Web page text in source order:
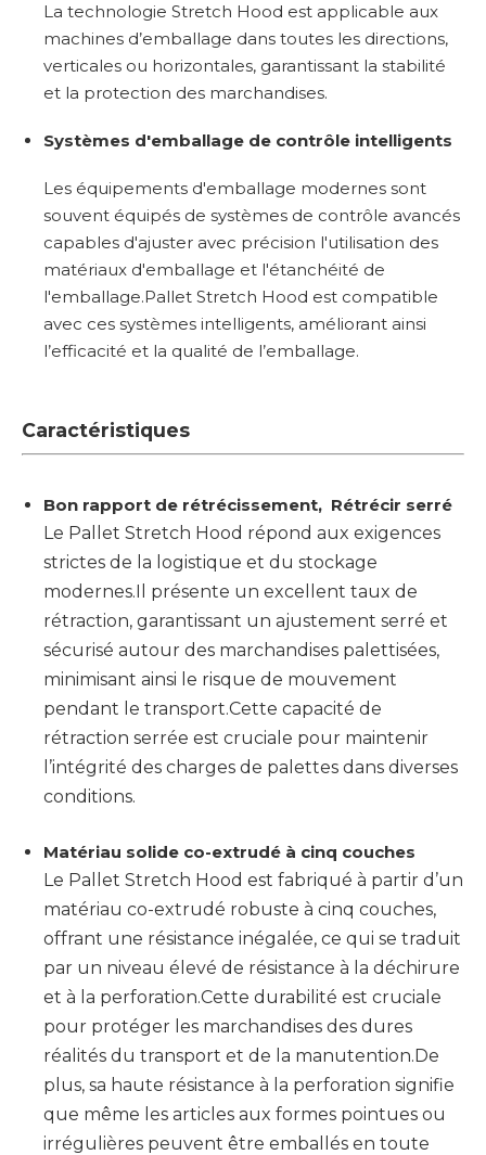
La technologie Stretch Hood est applicable aux
machines d’emballage dans toutes les directions,
verticales ou horizontales, garantissant la stabilité
et la protection des marchandises.
Systèmes d'emballage de contrôle intelligents
Les équipements d'emballage modernes sont
souvent équipés de systèmes de contrôle avancés
capables d'ajuster avec précision l'utilisation des
matériaux d'emballage et l'étanchéité de
l'emballage.Pallet Stretch Hood est compatible
avec ces systèmes intelligents, améliorant ainsi
l’efficacité et la qualité de l’emballage.
Caractéristiques
Bon rapport de rétrécissement, Rétrécir serré
Le Pallet Stretch Hood répond aux exigences
strictes de la logistique et du stockage
modernes.Il présente un excellent taux de
rétraction, garantissant un ajustement serré et
sécurisé autour des marchandises palettisées,
minimisant ainsi le risque de mouvement
pendant le transport.Cette capacité de
rétraction serrée est cruciale pour maintenir
l’intégrité des charges de palettes dans diverses
conditions.
Matériau solide co-extrudé à cinq couches
Le Pallet Stretch Hood est fabriqué à partir d’un
matériau co-extrudé robuste à cinq couches,
offrant une résistance inégalée, ce qui se traduit
par un niveau élevé de résistance à la déchirure
et à la perforation.Cette durabilité est cruciale
pour protéger les marchandises des dures
réalités du transport et de la manutention.De
plus, sa haute résistance à la perforation signifie
que même les articles aux formes pointues ou
irrégulières peuvent être emballés en toute